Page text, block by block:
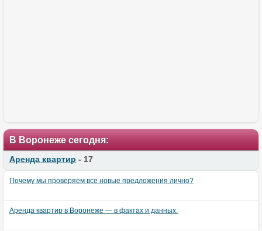
В Воронеже сегодня:
Аренда квартир - 17
Почему мы проверяем все новые предложения лично?
Аренда квартир в Воронеже — в фактах и данных.